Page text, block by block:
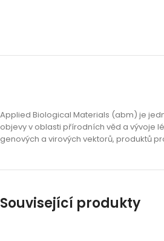
Applied Biological Materials (abm) je
objevy v oblasti přírodních věd a vývoje
genových a virových vektorů, produktů
Související produkty